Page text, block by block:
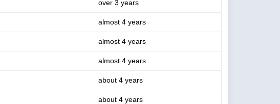
over 3 years
almost 4 years
almost 4 years
almost 4 years
about 4 years
about 4 years